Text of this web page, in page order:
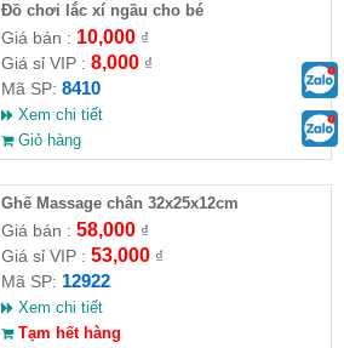
Đồ chơi lắc xí ngầu cho bé
Giá bán : 10,000₫
Giá sỉ VIP : 8,000₫
Mã SP: 8410
Xem chi tiết
Giỏ hàng
Ghế Massage chân 32x25x12cm
Giá bán : 58,000₫
Giá sỉ VIP : 53,000₫
Mã SP: 12922
Xem chi tiết
Tạm hết hàng